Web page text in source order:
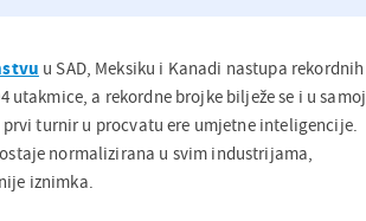
u SAD, Meksiku i Kanadi nastupa rekordnih
utakmice, a rekordne brojke bilježe se i u samoj
turnir u procvatu ere umjetne inteligencije.
normalizirana u svim industrijama,
iznimka.